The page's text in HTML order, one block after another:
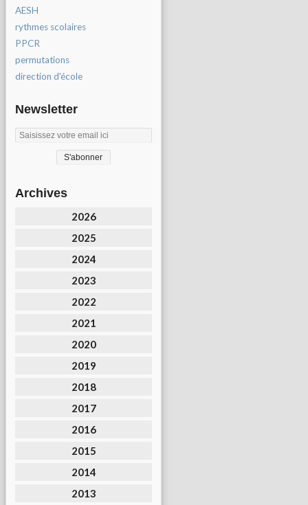
AESH
rythmes scolaires
PPCR
permutations
direction d'école
Newsletter
Archives
2026
2025
2024
2023
2022
2021
2020
2019
2018
2017
2016
2015
2014
2013